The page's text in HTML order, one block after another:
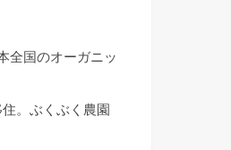
全国のオーガニッ
。ぶくぶく農園